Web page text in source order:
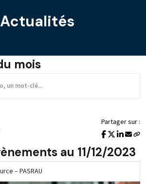
Actualités
mois
Partager sur :
au 11/12/2023
– PASRAU